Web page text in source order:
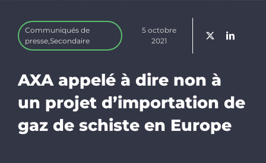
Communiqués de
presse, Secondaire
5 octobre
2021
AXA appelé à dire non à
un projet d’importation de
gaz de schiste en Europe